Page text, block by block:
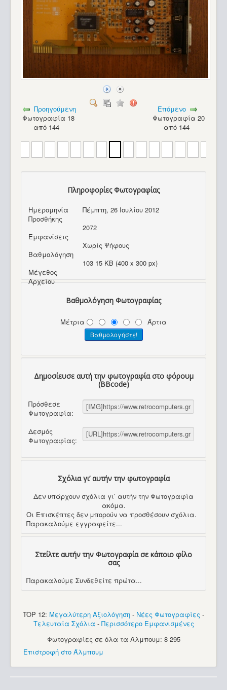
Προηγούμενη
Φωτογραφία 18
από 144
Επόμενο
Φωτογραφία 20
από 144
Πληροφορίες Φωτογραφίας
Ημερομηνία
Προσθήκης
Πέμπτη, 26 Ιουλίου 2012
Εμφανίσεις
2072
Βαθμολόγηση
Χωρίς Ψήφους
Μέγεθος
Αρχείου
103 15 KB (400 x 300 px)
Βαθμολόγηση Φωτογραφίας
Μέτρια Άρτια
Δημοσίευσε αυτή την φωτογραφία στο φόρουμ
(BBcode)
Πρόσθεσε
Φωτογραφία:
Δεσμός
Φωτογραφίας:
Σχόλια γι’ αυτήν την φωτογραφία
Δεν υπάρχουν σχόλια γι’ αυτήν την Φωτογραφία
ακόμα.
Οι Επισκέπτες δεν μπορούν να προσθέσουν σχόλια.
Παρακαλούμε εγγραφείτε...
Στείλτε αυτήν την Φωτογραφία σε κάποιο φίλο
σας
Παρακαλούμε Συνδεθείτε πρώτα...
TOP 12: Μεγαλύτερη Αξιολόγηση - Νέες Φωτογραφίες -
Τελευταία Σχόλια - Περισσότερο Εμφανισμένες
Φωτογραφίες σε όλα τα Άλμπουμ: 8 295
Επιστροφή στο Άλμπουμ